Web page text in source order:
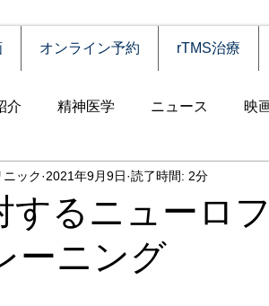
オンライン予約 rTMS治療
介 精神医学 ニュース 映
自殺 認知症 うつ病
失調症 児童思春期
するニューロ
ーニング
ック 2021年9月9日 読了時間: 2分